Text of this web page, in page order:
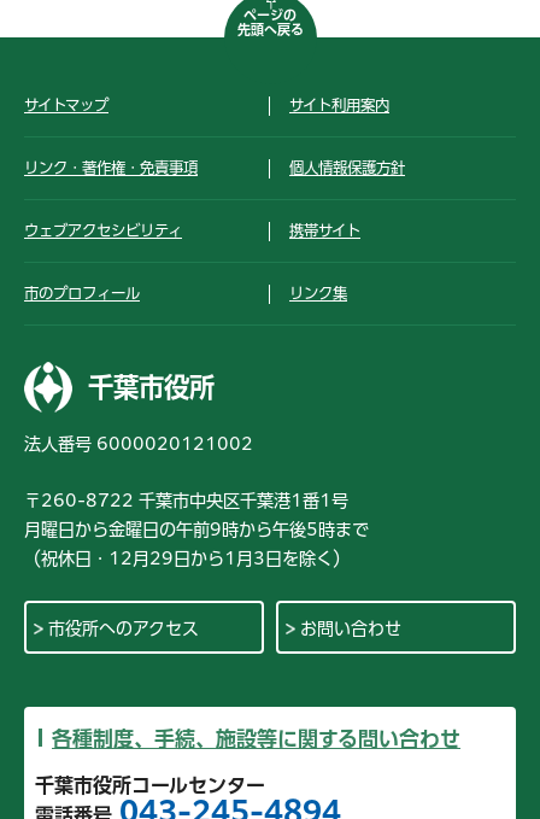
ページの
先頭へ戻る
サイトマップ サイト利用案内
リンク・著作権・免責事項 個人情報保護方針
ウェブアクセシビリティ 携帯サイト
市のプロフィール リンク集
千葉市役所
法人番号 6000020121002
〒260-8722 千葉市中央区千葉港1番1号
月曜日から金曜日の午前9時から午後5時まで
（祝休日・12月29日から1月3日を除く）
市役所へのアクセス お問い合わせ
各種制度、手続、施設等に関する問い合わせ
千葉市役所コールセンター
043-245-4894